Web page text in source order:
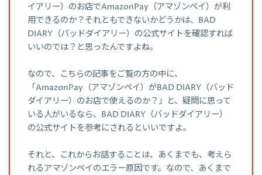
イアリー）のお店でAmazonPay（アマゾンペイ）が利
用できるのか？それともできないかどうかは、BAD
DIARY（バッドダイアリー）の公式サイトを確認すれば
いいのでは？と思ったんですよね。
なので、こちらの記事をご覧の方の中に、
「AmazonPay（アマゾンペイ）がBAD DIARY（バッド
ダイアリー）のお店で使えるのか？」と、疑問に思って
いる人がいるなら、BAD DIARY（バッドダイアリー）
の公式サイトを参考にされるといいですよ。
それと、これからお話することは、あくまでも、考えら
れるアマゾンペイのエラー原因です。なので、あくまで